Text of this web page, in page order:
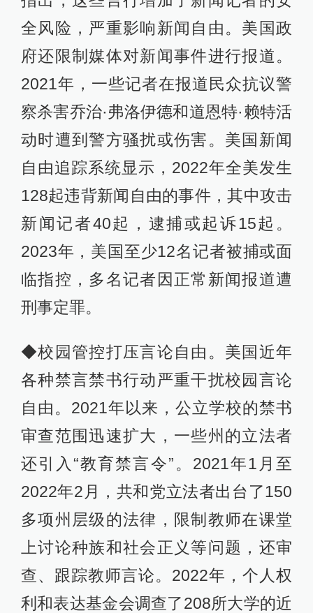
全风险，严重影响新闻自由。美国政
府还限制媒体对新闻事件进行报道。
2021年，一些记者在报道民众抗议警
察杀害乔治·弗洛伊德和道恩特·赖特活
动时遭到警方骚扰或伤害。美国新闻
自由追踪系统显示，2022年全美发生
128起违背新闻自由的事件，其中攻击
新闻记者40起，逮捕或起诉15起。
2023年，美国至少12名记者被捕或面
临指控，多名记者因正常新闻报道遭
刑事定罪。
◆校园管控打压言论自由。美国近年
各种禁言禁书行动严重干扰校园言论
自由。2021年以来，公立学校的禁书
审查范围迅速扩大，一些州的立法者
还引入“教育禁言令”。2021年1月至
2022年2月，共和党立法者出台了150
多项州层级的法律，限制教师在课堂
上讨论种族和社会正义等问题，还审
查、跟踪教师言论。2022年，个人权
利和表达基金会调查了208所大学的近